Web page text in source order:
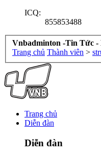
ICQ:
855853488
Vnbadminton -Tin Tức -
Trang chủ Thành viên >
Trang chủ
Diễn đàn
Diễn đàn